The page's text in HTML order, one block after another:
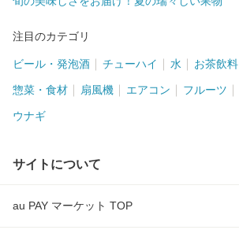
注目のカテゴリ
ビール・発泡酒 チューハイ 水 お茶飲料
惣菜・食材 扇風機 エアコン フルーツ
ウナギ
サイトについて
au PAY マーケット TOP